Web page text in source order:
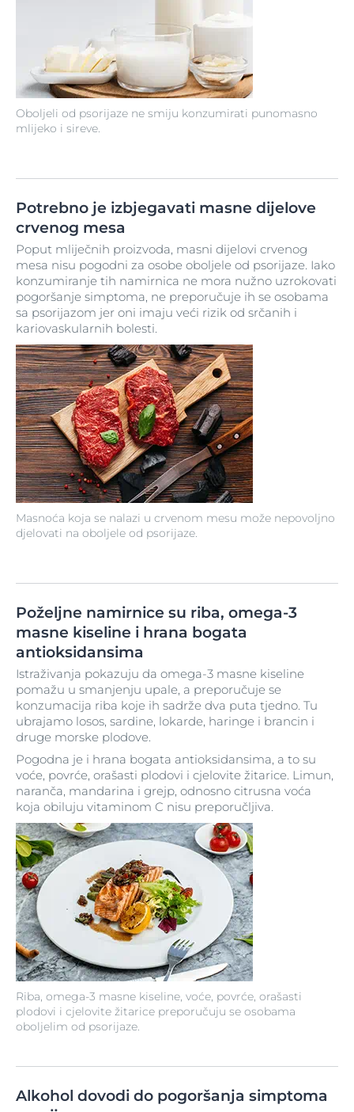
Oboljeli od psorijaze ne smiju konzumirati punomasno
mlijeko i sireve.
Potrebno je izbjegavati masne dijelove
crvenog mesa
Masnoća koja se nalazi u crvenom mesu može nepovoljno
djelovati na oboljele od psorijaze.
Poput mliječnih proizvoda, masni dijelovi crvenog
mesa nisu pogodni za osobe oboljele od psorijaze. Iako
konzumiranje tih namirnica ne mora nužno uzrokovati
pogoršanje simptoma, ne preporučuje ih se osobama
sa psorijazom jer oni imaju veći rizik od srčanih i
kariovaskularnih bolesti.
Poželjne namirnice su riba, omega-3
masne kiseline i hrana bogata
antioksidansima
Riba, omega-3 masne kiseline, voće, povrće, orašasti
plodovi i cjelovite žitarice preporučuju se osobama
oboljelim od psorijaze.
Istraživanja pokazuju da omega-3 masne kiseline
pomažu u smanjenju upale, a preporučuje se
konzumacija riba koje ih sadrže dva puta tjedno. Tu
ubrajamo losos, sardine, lokarde, haringe i brancin i
druge morske plodove.
Pogodna je i hrana bogata antioksidansima, a to su
voće, povrće, orašasti plodovi i cjelovite žitarice. Limun,
naranča, mandarina i grejp, odnosno citrusna voća
koja obiluju vitaminom C nisu preporučljiva.
Alkohol dovodi do pogoršanja simptoma